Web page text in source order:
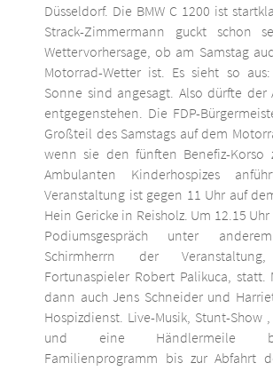
Düsseldorf. Die BMW C 1200 ist
Strack-Zimmermann guckt schon
Wettervorhersage, ob am Samstag
Motorrad-Wetter ist. Es sieht so
Sonne sind angesagt. Also dürfte der
entgegenstehen. Die FDP-
Großteil des Samstags auf dem
wenn sie den fünften Benefiz-Korso
Ambulanten Kinderhospizes
Veranstaltung ist gegen 11 Uhr auf
Hein Gericke in Reisholz. Um 12.15
Podiumsgespräch unter
Schirmherrn der
Fortunaspieler Robert Palikuca,
dann auch Jens Schneider und
Hospizdienst. Live-Musik, Stunt-Show
und eine Händlermeile
Familienprogramm bis zur Abfahrt